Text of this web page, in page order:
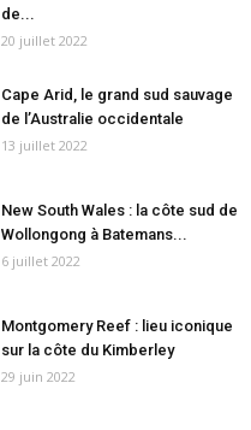
de...
20 juillet 2022
Cape Arid, le grand sud sauvage
de l’Australie occidentale
13 juillet 2022
New South Wales : la côte sud de
Wollongong à Batemans...
6 juillet 2022
Montgomery Reef : lieu iconique
sur la côte du Kimberley
29 juin 2022